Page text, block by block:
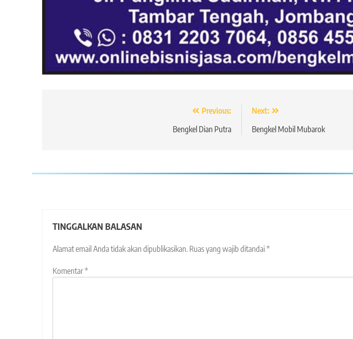
Previous:
Bengkel Dian Putra
Next:
Bengkel Mobil Mubarok
TINGGALKAN BALASAN
Alamat email Anda tidak akan dipublikasikan. Ruas yang wajib ditandai*
Komentar*